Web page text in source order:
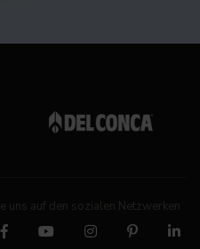
uns auf den sozialen Netzwerken